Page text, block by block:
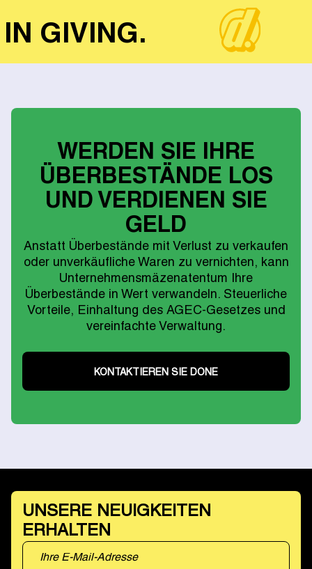
GIVING.
WERDEN SIE IHRE
ÜBERBESTÄNDE LOS
UND VERDIENEN SIE
GELD
Anstatt Überbestände mit Verlust zu verkaufen
oder unverkäufliche Waren zu vernichten, kann
Unternehmensmäzenatentum Ihre
Überbestände in Wert verwandeln. Steuerliche
Vorteile, Einhaltung des AGEC-Gesetzes und
vereinfachte Verwaltung.
KONTAKTIEREN SIE DONE
UNSERE NEUIGKEITEN
ERHALTEN